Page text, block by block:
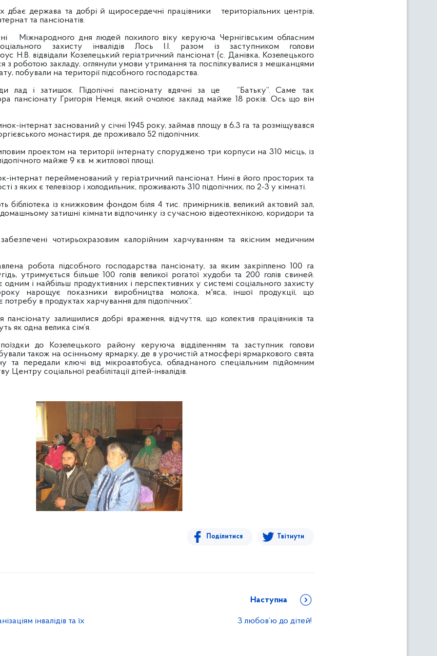
та добрі й щиросердечні працівники територіальних центрів,
та пансіонатів.
дня людей похилого віку керуюча Чернігівським обласним
захисту інвалідів Лось І.І. разом із заступником голови
Н.В. відвідали Козелецький геріатричний пансіонат (с. Данівка, Козелецького
з роботою закладу, оглянули умови утримання та поспілкувалися з мешканцями
побували на території підсобного господарства.
Підопічні пансіонату вдячні за це “Батьку”. Саме так
пансіонату Григорія Немця, який очолює заклад майже 18 років. Ось що він
заснований у січні 1945 року, займав площу в 6,3 га та розміщувався
монастиря, де проживало 52 підопічних.
на території інтернату споруджено три корпуси на 310 місць, із
майже 9 кв. м житлової площі.
перейменований у геріатричний пансіонат. Нині в його просторих та
з яких є телевізор і холодильник, проживають 310 підопічних, по 2-3 у кімнаті.
із книжковим фондом біля 4 тис. примірників, великий актовий зал,
затишні кімнати відпочинку із сучасною відеотехнікою, коридори та
чотирьохразовим калорійним харчуванням та якісним медичним
підсобного господарства пансіонату, за яким закріплено 100 га
утримується більше 100 голів великої рогатої худоби та 200 голів свиней.
і найбільш продуктивних і перспективних у системі соціального захисту
нарощує показники виробництва молока, м'яса, іншої продукції, що
потребу в продуктах харчування для підопічних”.
залишилися добрі враження, відчуття, що колектив працівників та
як одна велика сім’я.
району керуюча відділенням та заступник голови
також на осінньому ярмарку, де в урочистій атмосфері ярмаркового свята
та передали ключі від мікроавтобуса, обладнаного спеціальним підйомним
Центру соціальної реабілітації дітей-інвалідів.
Поділитися Твітнути
інвалідів та їх
Наступна
З любов’ю до дітей!